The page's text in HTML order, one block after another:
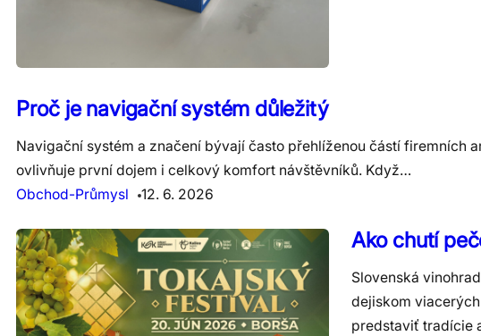
Proč je navigační systém důležitý
Navigační systém a značení bývají často přehlíženou částí firemních
ovlivňuje první dojem i celkový komfort návštěvníků. Když…
Obchod-Průmysl
12. 6. 2026
Ako chutí
Slovenská
dejiskom
predstaviť tradície